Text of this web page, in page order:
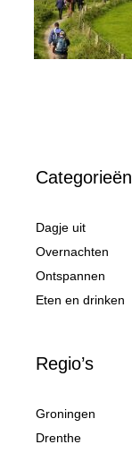
Categorieën
Dagje uit
Overnachten
Ontspannen
Eten en drinken
Regio’s
Groningen
Drenthe